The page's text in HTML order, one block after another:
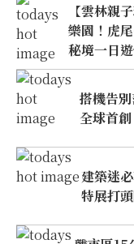
【雲林親
樂園！虎
秘境一日
搭機告
全球首
建築迷
特展打